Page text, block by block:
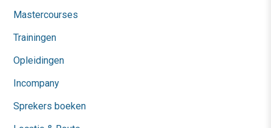
Mastercourses
Trainingen
Opleidingen
Incompany
Sprekers boeken